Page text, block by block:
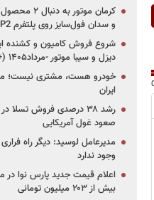
و سدان فول‌سایز روی پلتفرم KP2
شروع فروش کامیون و کشنده
دیزل و سیبا موتور -مرداد۱۴۰۵ (+قیمت و شرایط)
خودرو هست، مشتری نیست؛
ایران
رشد ۳۸ درصدی فروش
صعود غول آمریکایی
مدیرعامل لوسید: دیگر راه
وجود ندارد
بیش از ۲۰۳ میلیون تومانی